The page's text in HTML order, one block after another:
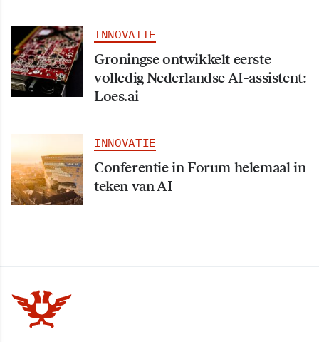
INNOVATIE
Groningse ontwikkelt eerste
volledig Nederlandse AI-assistent:
Loes.ai
INNOVATIE
Conferentie in Forum helemaal in
teken van AI